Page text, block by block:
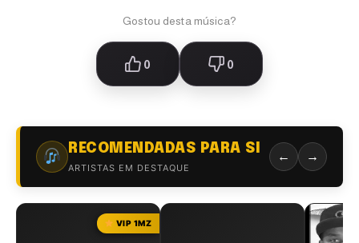
Gostou desta música?
0 0
RECOMENDADAS PARA SI
ARTISTAS EM DESTAQUE
← →
VIP 1MZ